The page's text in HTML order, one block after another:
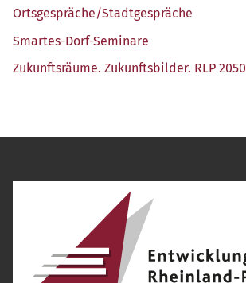
Ortsgespräche/​Stadtgespräche
Smar­tes-Dorf-Semi­na­re
Zukunfts­räu­me. Zukunfts­bil­der. RLP 2050